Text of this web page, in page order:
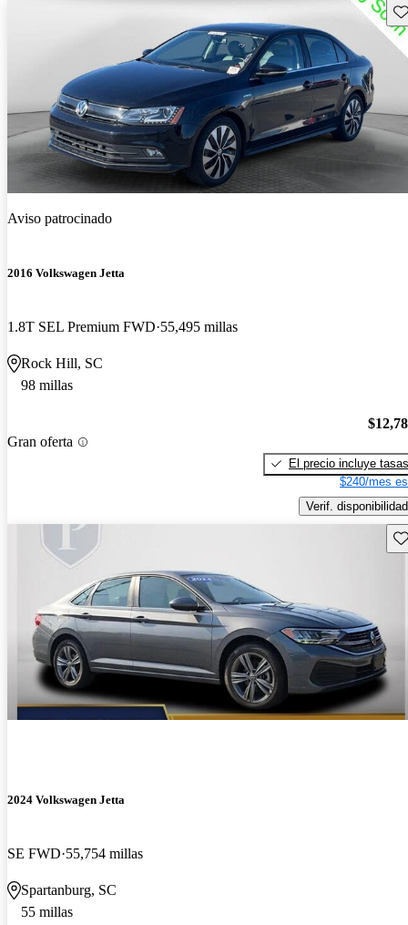
Aviso patrocinado
2016 Volkswagen Jetta
1.8T SEL Premium FWD 55,495 millas
Rock Hill, SC
98 millas
Gran oferta
El precio incluye tasas
$240/mes
Verif. disponibilidad
2024 Volkswagen Jetta
SE FWD 55,754 millas
Spartanburg, SC
55 millas